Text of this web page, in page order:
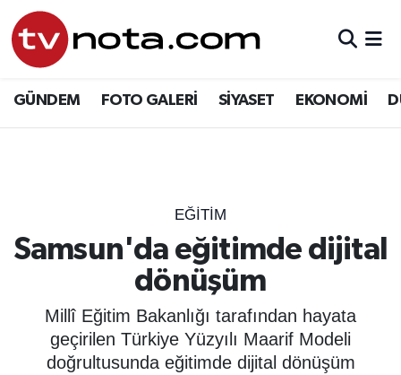
GÜNDEM FOTO GALERİ SİYASET EKONOMİ
EĞİTİM
Samsun'da eğitimde dijital
dönüşüm
Millî Eğitim Bakanlığı tarafından hayata
geçirilen Türkiye Yüzyılı Maarif Modeli
doğrultusunda eğitimde dijital dönüşüm
GÜNDEM
YURT
ÖZEL HABER
Hava Durumu
Son Dakika Haberleri